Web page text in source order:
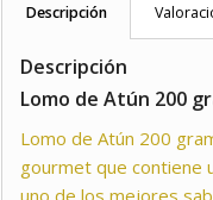
Descripción
Descripción
Lomo de Atún 200
Lomo de Atún 200
gourmet que contiene